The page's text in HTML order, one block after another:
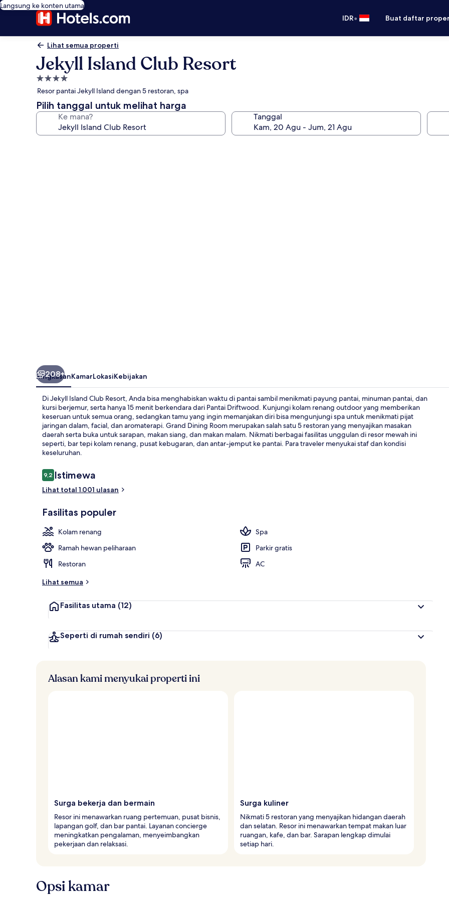
Langsung ke konten utama
IDR• Buat daftar
Lihat semua properti
Jekyll Island Club Resort
Properti
bintang
4.0
Resor pantai Jekyll Island dengan 5 restoran, spa
Pilih tanggal untuk melihat harga
Ke mana? Tanggal
5 restoran;
208+
RingkasanKamarLokasiKebijakan
Di Jekyll Island Club Resort, Anda bisa menghabiskan waktu di pantai sambil menikmati payung pantai, minuman pantai, dan
kursi berjemur, serta hanya 15 menit berkendara dari Pantai Driftwood. Kunjungi kolam renang outdoor yang memberikan
keseruan untuk semua orang, sedangkan tamu yang ingin memanjakan diri bisa mengunjungi spa untuk menikmati pijat
jaringan dalam, facial, dan aromaterapi. Grand Dining Room merupakan salah satu 5 restoran yang menyajikan masakan
daerah serta buka untuk sarapan, makan siang, dan makan malam. Nikmati berbagai fasilitas unggulan di resor mewah ini
seperti, bar tepi kolam renang, pusat kebugaran, dan antar-jemput ke pantai. Para traveler menyukai staf dan kondisi
keseluruhan.
Ulasan
9,29,2 dari 10
Istimewa
Lihat total 1.001 ulasan
Fasilitas populer
Kolam renang
Spa
Ramah hewan peliharaan
Parkir gratis
Restoran
AC
Lihat semua
Fasilitas utama (12)
Seperti di rumah sendiri (6)
Alasan kami menyukai properti ini
Surga bekerja dan bermain
Resor ini menawarkan ruang pertemuan, pusat bisnis,
lapangan golf, dan bar pantai. Layanan concierge
meningkatkan pengalaman, menyeimbangkan
pekerjaan dan relaksasi.
Surga kuliner
Nikmati 5 restoran yang menyajikan hidangan daerah
dan selatan. Resor ini menawarkan tempat makan luar
ruangan, kafe, dan bar. Sarapan lengkap dimulai
setiap hari.
Opsi kamar